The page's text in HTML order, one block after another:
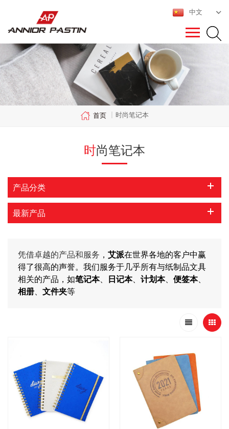
中文
首页 | 时尚笔记本
时尚笔记本
产品分类
最新产品
凭借卓越的产品和服务 ， 艾派在世界各地的客户中赢
得了很高的声誉。我们服务于几乎所有与纸制品文具
相关的产品，如笔记本、 日记本、 计划本、 便签本、
相册
文件夹等